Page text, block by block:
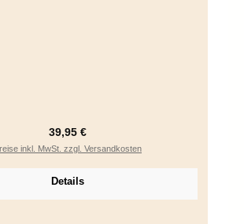
Regulärer Preis:
39,95 €
inkl. MwSt. zzgl. Versandkosten
Details